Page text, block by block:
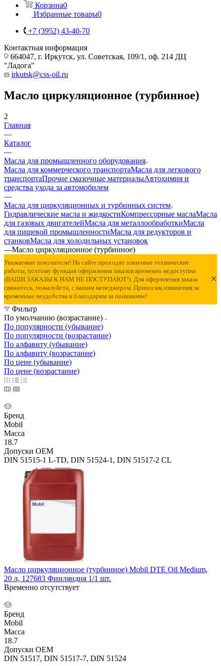
Корзина0
Избранные товары0
+7 (3952) 43-40-70
Контактная информация
664047, г. Иркутск, ул. Советская, 109/1, оф. 214 ДЦ
"Ладога"
irkutsk@css-oil.ru
Масло циркуляционное (турбинное)
2
Главная
—
Каталог
—
Масла для промышленного оборудования
Масла для коммерческого транспортаМасла для легкового
транспортаПрочие смазочные материалыАвтохимия и
средства ухода за автомобилем
—
Масла для циркуляционных и турбинных систем
Гидравлические масла и жидкостиКомпрессорные маслаМасла
для газовых двигателейМасла для металлообработкиМасла
для пищевой промышленностиМасла для редукторов и
станковМасла для холодильных установок
—Масло циркуляционное (турбинное)
Уважаемые покупатели! На сайте проходят плановые технические
работы, поэтому функция оформления заказов временно недоступна
(ВАШИ ЗАКАЗЫ К НАМ НЕ ПОСТУПАЮТ!). Для оформления заказа
свяжитесь, пожалуйста, с вашим менеджером. Приносим извинения за
временные неудобства и благодарим за понимание!
×
Фильтр
По умолчанию (возрастание)
По популярности (убывание)
По популярности (возрастание)
По алфавиту (убывание)
По алфавиту (возрастание)
По цене (убывание)
По цене (возрастание)
Бренд
Mobil
Масса
18.7
Допуски OEM
DIN 51515-1 L-TD, DIN 51524-1, DIN 51517-2 CL
Масло циркуляционное (турбинное) Mobil DTE Oil Medium,
20 л, 127683 Финляндия 1/1 шт.
Временно отсутствует
Бренд
Mobil
Масса
18.7
Допуски OEM
DIN 51517, DIN 51517-7, DIN 51524